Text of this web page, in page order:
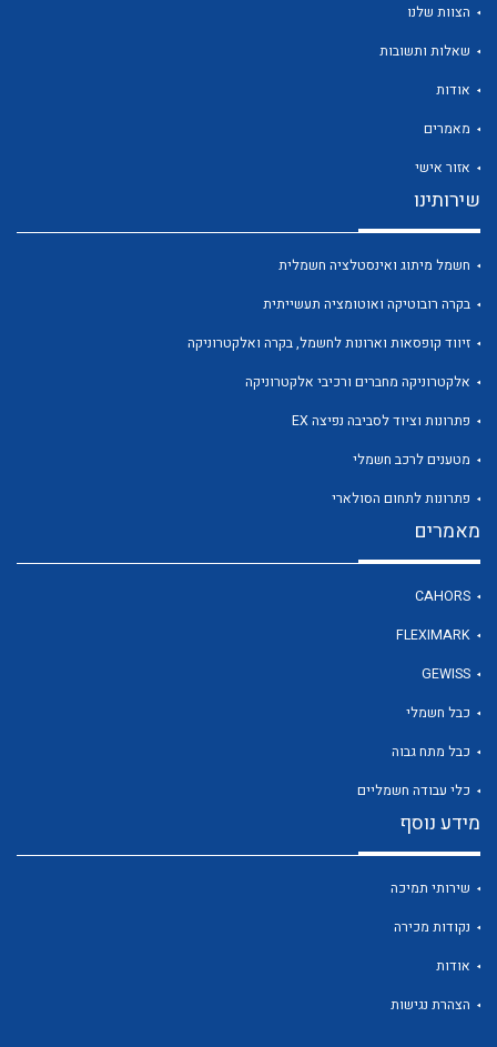
לכל מוצרי היצרן
הצוות שלנו
שאלות ותשובות
אודות
מאמרים
אזור אישי
שירותינו
חשמל מיתוג ואינסטלציה חשמלית
בקרה רובוטיקה ואוטומציה תעשייתית
זיווד קופסאות וארונות לחשמל, בקרה ואלקטרוניקה
אלקטרוניקה מחברים ורכיבי אלקטרוניקה
פתרונות וציוד לסביבה נפיצה EX
מטענים לרכב חשמלי
פתרונות לתחום הסולארי
מאמרים
CAHORS
FLEXIMARK
GEWISS
כבל חשמלי
כבל מתח גבוה
כלי עבודה חשמליים
מידע נוסף
שירותי תמיכה
נקודות מכירה
אודות
הצהרת נגישות